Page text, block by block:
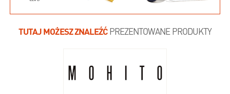
TUTAJ MOŻESZ ZNALEŹĆPREZENTOWANE PRODUKTY